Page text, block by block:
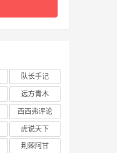
队长手记
远方青木
西西弗评论
虎说天下
荆棘阿甘